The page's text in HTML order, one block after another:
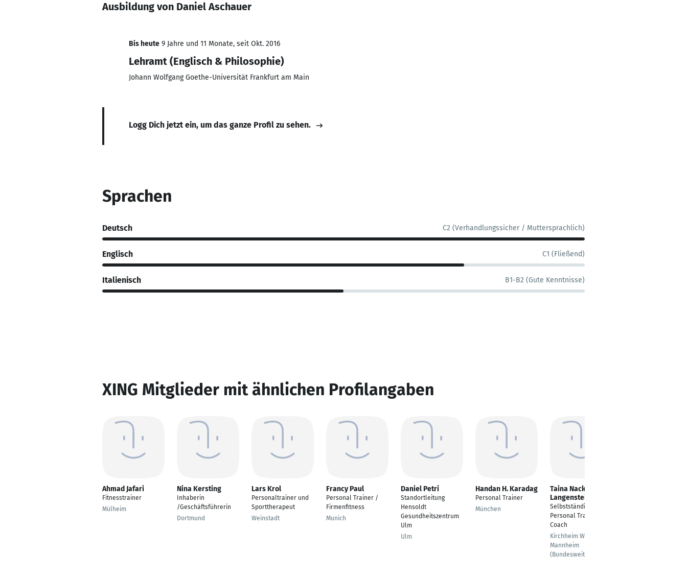
Ausbildung von Daniel Aschauer
Bis heute 9 Jahre und 11 Monate, seit Okt. 2016
Lehramt (Englisch & Philosophie)
Johann Wolfgang Goethe-Universität Frankfurt am Main
Logg Dich jetzt ein, um das ganze Profil zu sehen.
Sprachen
Deutsch C2 (Verhandlungssicher / Muttersprachlich)
Englisch C1 (Fließend)
Italienisch B1-B2 (Gute Kenntnisse)
XING Mitglieder mit ähnlichen Profilangaben
Ahmad Jafari
Fitnesstrainer
Mülheim
Nina Kersting
Inhaberin
/Geschäftsführerin
Dortmund
Lars Krol
Personaltrainer und
Sporttherapeut
Weinstadt
Francy Paul
Personal Trainer /
Firmenfitness
Munich
Daniel Petri
Standortleitung
Hensoldt
Gesundheitszentrum
Ulm
Ulm
Handan H. Karadag
Personal Trainer
München
Taina Nacke-
Langenstein
Selbstständiger
Personal Trainer,
Coach
Kirchheim Weinstr. /
Mannheim
(Bundesweit)